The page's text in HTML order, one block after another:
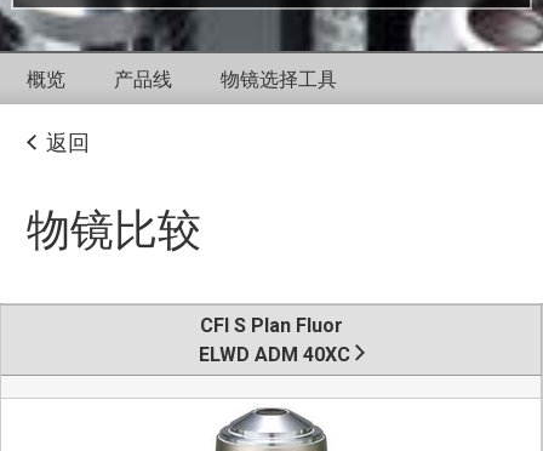
概览 产品线 物镜选择工具
返回
物镜比较
CFI S Plan Fluor
ELWD ADM 40XC